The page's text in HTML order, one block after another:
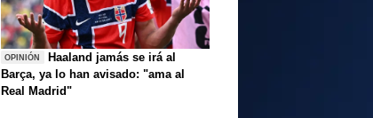
OPINIÓN
Haaland jamás se irá al
Barça, ya lo han avisado: "ama al
Real Madrid"